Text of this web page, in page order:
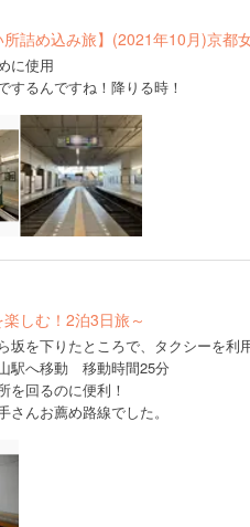
所詰め込み旅】(2021年10月)京都
に使用
するんですね！降りる時！
しむ！2泊3日旅～
坂を下りたところで、タクシーを利用
駅へ移動 移動時間25分
を回るのに便利！
さんお薦め路線でした。